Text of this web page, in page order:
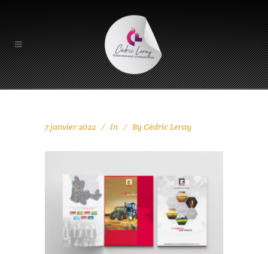
7 janvier 2022 In ByCédric Leray